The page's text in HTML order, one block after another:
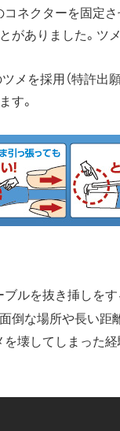
ネクターを固定さ
がありました。
メを採用（特許出
す。
ルを抜き挿しをす
倒な場所や長い距
壊してしまった経